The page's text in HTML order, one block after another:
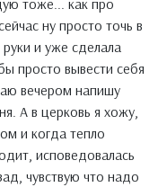
тоже... как про
ну просто точь в
и уже сделала
просто вывести себя
вечером напишу
А в церковь я хожу,
и когда тепло
исповедовалась
чувствую что надо